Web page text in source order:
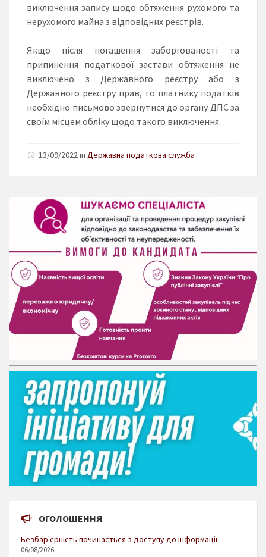
виключення запису щодо обтяження рухомого та
нерухомого майна з відповідних реєстрів.
Якщо після погашення заборгованості та
припинення податкової застави обтяження не
виключено з Державного реєстру або з
Державного реєстру прав, то платнику податків
необхідно письмово звернутися до органу ДПС за
своїм місцем обліку щодо такого виключення.
13/09/2022 in Державна податкова служба
ОГОЛОШЕННЯ
Безбар'єрність починається з доступу до інформації
06/08/2026